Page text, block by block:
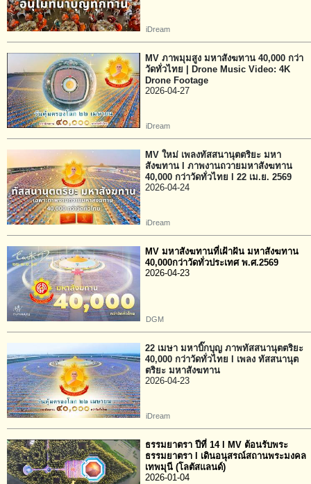
iDream
MV ภาพมุมสูง มหาสังฆทาน 40,000 กว่า
วัดทั่วไทย | Drone Music Video: 4K
Drone Footage
2026-04-27
iDream
MV ใหม่ เพลงทัสสนานุตตริยะ มหา
สังฆทาน l ภาพงานถวายมหาสังฆทาน
40,000 กว่าวัดทั่วไทย l 22 เม.ย. 2569
2026-04-24
iDream
MV มหาสังฆทานที่เฝ้าฝัน มหาสังฆทาน
40,000กว่าวัดทั่วประเทศ พ.ศ.2569
2026-04-23
DGM
22 เมษา มหาบิ๊กบุญ ภาพทัสสนานุตตริยะ
40,000 กว่าวัดทั่วไทย l เพลง ทัสสนานุต
ตริยะ มหาสังฆทาน
2026-04-23
iDream
ธรรมยาตรา ปีที่ 14 l MV ต้อนรับพระ
ธรรมยาตรา l เดินอนุสรณ์สถานพระมงคล
เทพมุนี (โลตัสแลนด์)
2026-01-04